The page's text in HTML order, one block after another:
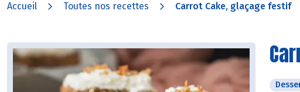
Accueil Toutes nos recettes Carrot Cake, glaçage festif